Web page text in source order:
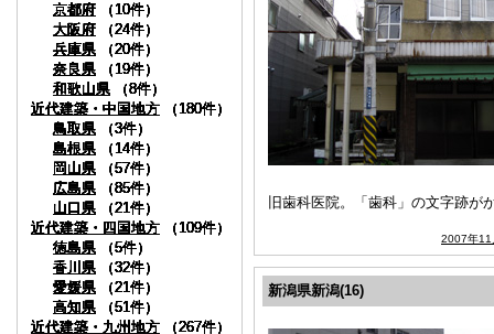
京都府 （10件）
大阪府 （24件）
兵庫県 （20件）
奈良県 （19件）
和歌山県 （8件）
近代建築・中国地方 （180件）
鳥取県 （3件）
島根県 （14件）
岡山県 （57件）
広島県 （85件）
山口県 （21件）
近代建築・四国地方 （109件）
徳島県 （5件）
香川県 （32件）
愛媛県 （21件）
高知県 （51件）
近代建築・九州地方 （267件）
京都府 （10件）
大阪府 （24件）
兵庫県 （20件）
奈良県 （19件）
和歌山県 （8件）
近代建築・中国地方 （180件）
鳥取県 （3件）
島根県 （14件）
岡山県 （57件）
広島県 （85件）
山口県 （21件）
近代建築・四国地方 （109件）
徳島県 （5件）
香川県 （32件）
愛媛県 （21件）
高知県 （51件）
近代建築・九州地方 （267件）
京都府 （10件）
大阪府 （24件）
兵庫県 （20件）
奈良県 （19件）
和歌山県 （8件）
近代建築・中国地方 （180件）
鳥取県 （3件）
島根県 （14件）
岡山県 （57件）
広島県 （85件）
山口県 （21件）
近代建築・四国地方 （109件）
徳島県 （5件）
香川県 （32件）
愛媛県 （21件）
高知県 （51件）
近代建築・九州地方 （267件）
旧歯科医院。「歯科」の文字跡が
2007年11
京都府 （10件）
大阪府 （24件）
兵庫県 （20件）
奈良県 （19件）
和歌山県 （8件）
近代建築・中国地方 （180件）
鳥取県 （3件）
島根県 （14件）
岡山県 （57件）
広島県 （85件）
山口県 （21件）
近代建築・四国地方 （109件）
徳島県 （5件）
香川県 （32件）
愛媛県 （21件）
高知県 （51件）
近代建築・九州地方 （267件）
新潟県新潟(16)
京都府 （10件）
大阪府 （24件）
兵庫県 （20件）
奈良県 （19件）
和歌山県 （8件）
近代建築・中国地方 （180件）
鳥取県 （3件）
島根県 （14件）
岡山県 （57件）
広島県 （85件）
山口県 （21件）
近代建築・四国地方 （109件）
徳島県 （5件）
香川県 （32件）
愛媛県 （21件）
高知県 （51件）
近代建築・九州地方 （267件）
京都府 （10件）
大阪府 （24件）
兵庫県 （20件）
奈良県 （19件）
和歌山県 （8件）
近代建築・中国地方 （180件）
鳥取県 （3件）
島根県 （14件）
岡山県 （57件）
広島県 （85件）
山口県 （21件）
近代建築・四国地方 （109件）
徳島県 （5件）
香川県 （32件）
愛媛県 （21件）
高知県 （51件）
近代建築・九州地方 （267件）
京都府 （10件）
大阪府 （24件）
兵庫県 （20件）
奈良県 （19件）
和歌山県 （8件）
近代建築・中国地方 （180件）
鳥取県 （3件）
島根県 （14件）
岡山県 （57件）
広島県 （85件）
山口県 （21件）
近代建築・四国地方 （109件）
徳島県 （5件）
香川県 （32件）
愛媛県 （21件）
高知県 （51件）
近代建築・九州地方 （267件）
京都府 （10件）
大阪府 （24件）
兵庫県 （20件）
奈良県 （19件）
和歌山県 （8件）
近代建築・中国地方 （180件）
鳥取県 （3件）
島根県 （14件）
岡山県 （57件）
広島県 （85件）
山口県 （21件）
近代建築・四国地方 （109件）
徳島県 （5件）
香川県 （32件）
愛媛県 （21件）
高知県 （51件）
近代建築・九州地方 （267件）
京都府 （10件）
大阪府 （24件）
兵庫県 （20件）
奈良県 （19件）
和歌山県 （8件）
近代建築・中国地方 （180件）
鳥取県 （3件）
島根県 （14件）
岡山県 （57件）
広島県 （85件）
山口県 （21件）
近代建築・四国地方 （109件）
徳島県 （5件）
香川県 （32件）
愛媛県 （21件）
高知県 （51件）
近代建築・九州地方 （267件）
京都府 （10件）
大阪府 （24件）
兵庫県 （20件）
奈良県 （19件）
和歌山県 （8件）
近代建築・中国地方 （180件）
鳥取県 （3件）
島根県 （14件）
岡山県 （57件）
広島県 （85件）
山口県 （21件）
近代建築・四国地方 （109件）
徳島県 （5件）
香川県 （32件）
愛媛県 （21件）
高知県 （51件）
近代建築・九州地方 （267件）